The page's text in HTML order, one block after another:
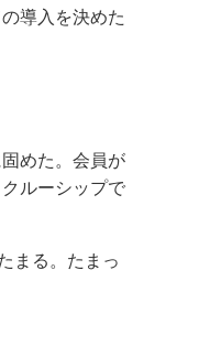
導入を決めた
めた。会員が
ルーシップで
まる。たまっ